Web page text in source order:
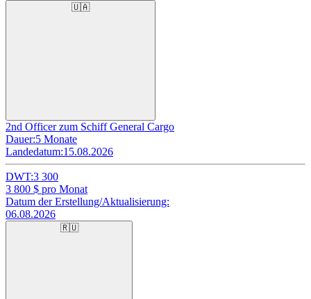
🇺🇦
2nd Officer zum Schiff General Cargo
Dauer:5 Monate
Landedatum:15.08.2026
DWT:3 300
3 800 $ pro Monat
Datum der Erstellung/Aktualisierung:
06.08.2026
🇷🇺